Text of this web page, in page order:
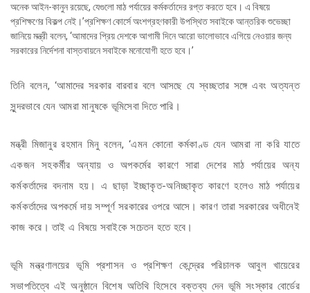
অনেক আইন-কানুন রয়েছে, যেগুলো মাঠ পর্যায়ের কর্মকর্তাদের রপ্ত করতে হবে। এ বিষয়ে
প্রশিক্ষণের বিকল্প নেই।’প্রশিক্ষণ কোর্সে অংশগ্রহণকারী উপস্থিত সবাইকে আন্তরিক শুভেচ্ছা
জানিয়ে মন্ত্রী বলেন, ‘আমাদের প্রিয় দেশকে আগামী দিনে আরো ভালোভাবে এগিয়ে নেওয়ার জন্য
সরকারের নির্দেশনা বাস্তবায়নে সবাইকে মনোযোগী হতে হবে।’
তিনি বলেন, ‘আমাদের সরকার বারবার বলে আসছে যে স্বচ্ছতার সঙ্গে এবং অত্যন্ত
সুন্দরভাবে যেন আমরা মানুষকে ভূমিসেবা দিতে পারি।
মন্ত্রী মিজানুর রহমান মিনু বলেন, ‘এমন কোনো কর্মকাণ্ড যেন আমরা না করি যাতে
একজন সহকর্মীর অন্যায় ও অপকর্মের কারণে সারা দেশের মাঠ পর্যায়ের অন্য
কর্মকর্তাদের বদনাম হয়। এ ছাড়া ইচ্ছাকৃত-অনিচ্ছাকৃত কারণে হলেও মাঠ পর্যায়ের
কর্মকর্তাদের অপকর্মে দায় সম্পূর্ণ সরকারের ওপরে আসে। কারণ তারা সরকারের অধীনেই
কাজ করে। তাই এ বিষয়ে সবাইকে সচেতন হতে হবে।
ভূমি মন্ত্রণালয়ের ভূমি প্রশাসন ও প্রশিক্ষণ কেন্দ্রের পরিচালক আবুল খায়েরের
সভাপতিত্বে এই অনুষ্ঠানে বিশেষ অতিথি হিসেবে বক্তব্য দেন ভূমি সংস্কার বোর্ডের